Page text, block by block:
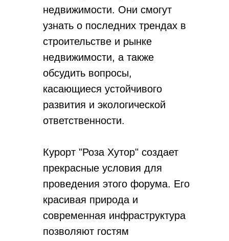
недвижимости. Они смогут
узнать о последних трендах в
строительстве и рынке
недвижимости, а также
обсудить вопросы,
касающиеся устойчивого
развития и экологической
ответственности.
Курорт "Роза Хутор" создает
прекрасные условия для
проведения этого форума. Его
красивая природа и
современная инфраструктура
позволяют гостям